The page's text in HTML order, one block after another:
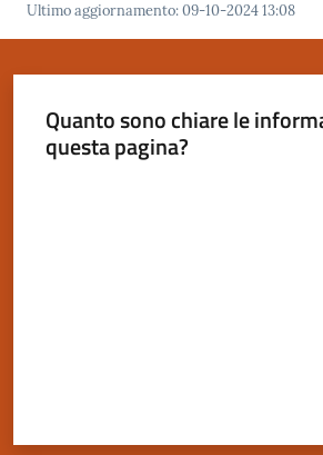
Ultimo aggiornamento:09-10-2024 13:08
Quanto sono chiare le
questa pagina?